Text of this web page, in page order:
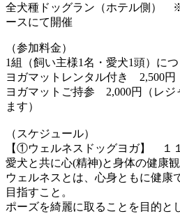
全犬種ドッグラン（ホテル側）
ースにて開催
（参加料金）
1組（飼い主様1名・愛犬1頭）
ヨガマットレンタル付き 2,500円
ヨガマットご持参 2,000円（レジ
ます）
（スケジュール）
【①ウェルネスドッグヨガ】 １
愛犬と共に心(精神)と身体の健康
ウェルネスとは、心身ともに健康
目指すこと。
ポーズを綺麗に取ることを目的と